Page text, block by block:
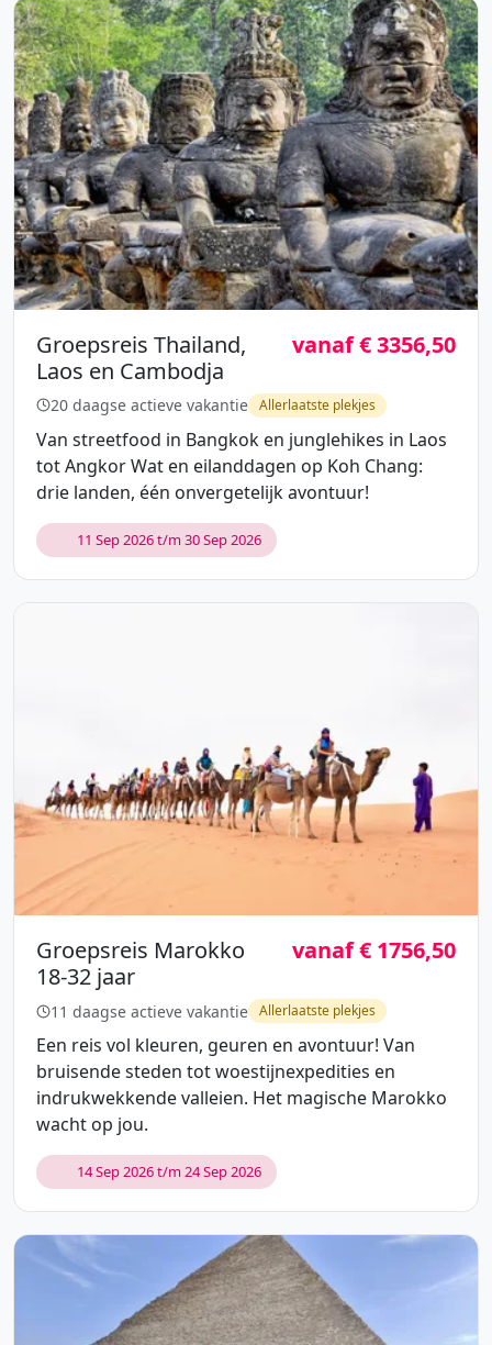
Groepsreis Thailand,
Laos en Cambodja
vanaf € 3356,50
20 daagse actieve vakantie Allerlaatste plekjes
Van streetfood in Bangkok en junglehikes in Laos
tot Angkor Wat en eilanddagen op Koh Chang:
drie landen, één onvergetelijk avontuur!
11 Sep 2026 t/m 30 Sep 2026
Groepsreis Marokko
18-32 jaar
vanaf € 1756,50
11 daagse actieve vakantie Allerlaatste plekjes
Een reis vol kleuren, geuren en avontuur! Van
bruisende steden tot woestijnexpedities en
indrukwekkende valleien. Het magische Marokko
wacht op jou.
14 Sep 2026 t/m 24 Sep 2026